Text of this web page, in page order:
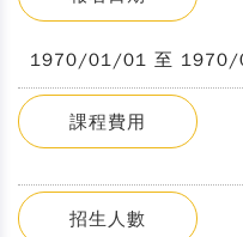
1970/01/01 至
課程費用
招生人數